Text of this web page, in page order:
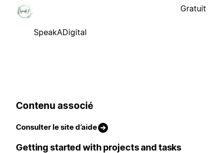
SpeakADigital
Gratuit
Contenu associé
Consulter le site d’aide
Getting started with projects and tasks